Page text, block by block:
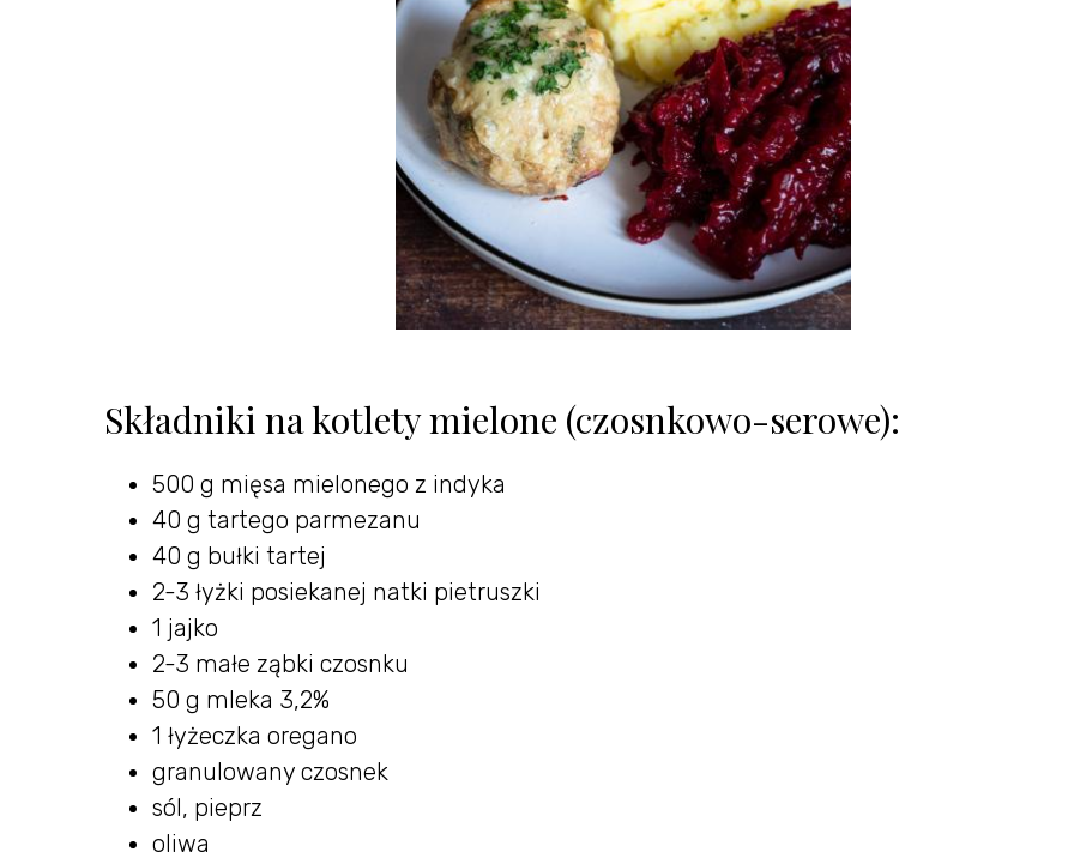
Składniki na kotlety mielone (czosnkowo-serowe):
500 g mięsa mielonego z indyka
40 g tartego parmezanu
40 g bułki tartej
2-3 łyżki posiekanej natki pietruszki
1 jajko
2-3 małe ząbki czosnku
50 g mleka 3,2%
1 łyżeczka oregano
granulowany czosnek
sól, pieprz
oliwa